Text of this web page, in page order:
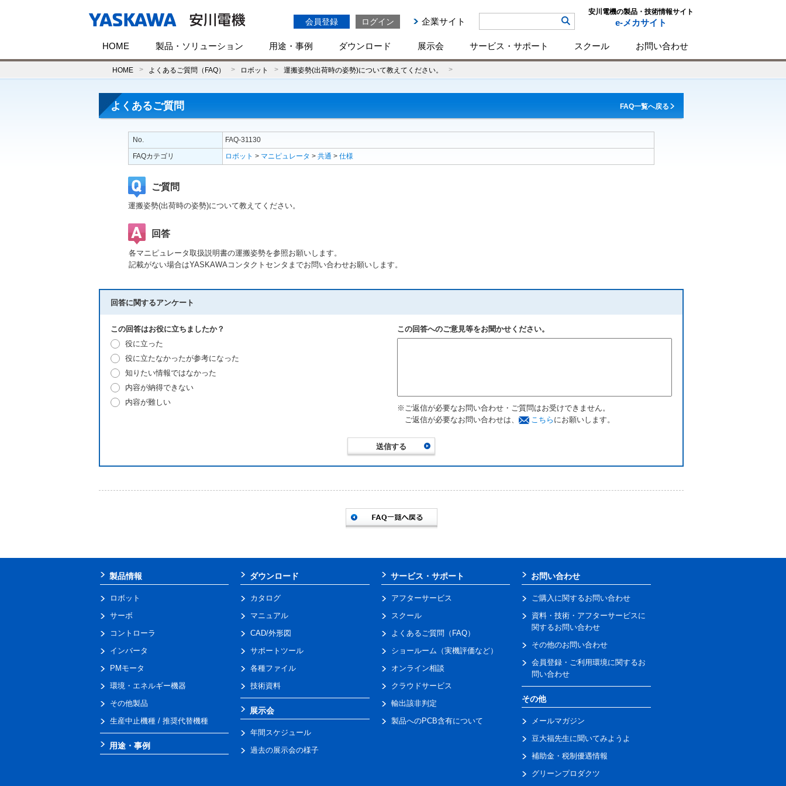
会員登録 ログイン 企業サイト
安川電機の製品・技術情報サイト
e-メカサイト
HOME 製品・ソリューション 用途・事例 ダウンロード 展示会 サービス・サポート スクール お問い合わせ
HOME よくあるご質問（FAQ） ロボット 運搬姿勢(出荷時の姿勢)について教えてください。
よくあるご質問 FAQ一覧へ戻る
No.
FAQ-31130
FAQカテゴリ
ロボット > マニピュレータ > 共通 > 仕様
ご質問
運搬姿勢(出荷時の姿勢)について教えてください。
回答
各マニピュレータ取扱説明書の運搬姿勢を参照お願いします。
記載がない場合はYASKAWAコンタクトセンタまでお問い合わせお願いします。
回答に関するアンケート
この回答はお役に立ちましたか？
役に立った
役に立たなかったが参考になった
知りたい情報ではなかった
内容が納得できない
内容が難しい
この回答へのご意見等をお聞かせください。
※ご返信が必要なお問い合わせ・ご質問はお受けできません。
ご返信が必要なお問い合わせは、
こちら にお願いします。
製品情報
ロボット
サーボ
コントローラ
インバータ
PMモータ
環境・エネルギー機器
その他製品
生産中止機種 / 推奨代替機種
用途・事例
ダウンロード
カタログ
マニュアル
CAD/外形図
サポートツール
各種ファイル
技術資料
展示会
年間スケジュール
過去の展示会の様子
サービス・サポート
アフターサービス
スクール
よくあるご質問（FAQ）
ショールーム（実機評価など）
オンライン相談
クラウドサービス
輸出該非判定
製品へのPCB含有について
お問い合わせ
ご購入に関するお問い合わせ
資料・技術・アフターサービスに
関するお問い合わせ
その他のお問い合わせ
会員登録・ご利用環境に関するお
問い合わせ
その他
メールマガジン
豆大福先生に聞いてみようよ
補助金・税制優遇情報
グリーンプロダクツ